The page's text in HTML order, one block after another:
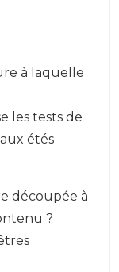
à laquelle
les tests de
étés
découpée à
?